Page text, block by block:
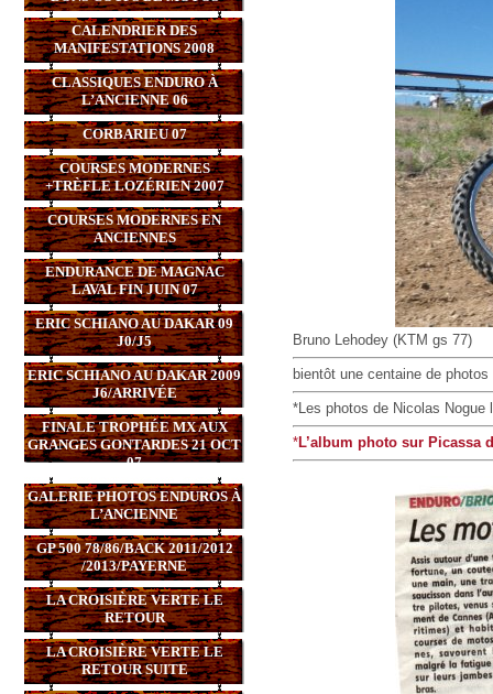
CALENDRIER DES
MANIFESTATIONS 2008
CLASSIQUES ENDURO À
L’ANCIENNE 06
CORBARIEU 07
COURSES MODERNES
+TRÈFLE LOZÉRIEN 2007
COURSES MODERNES EN
ANCIENNES
ENDURANCE DE MAGNAC
LAVAL FIN JUIN 07
ERIC SCHIANO AU DAKAR 09
J0/J5
ERIC SCHIANO AU DAKAR 2009
J6/ARRIVÉE
FINALE TROPHÉE MX AUX
GRANGES GONTARDES 21 OCT
07
GALERIE PHOTOS ENDUROS À
L’ANCIENNE
GP 500 78/86/BACK 2011/2012
/2013/PAYERNE
LA CROISIÈRE VERTE LE
RETOUR
LA CROISIÈRE VERTE LE
RETOUR SUITE
Bruno Lehodey (KTM gs 77)
bientôt une centaine de
*Les photos de Nicolas
*L’album photo sur Picassa